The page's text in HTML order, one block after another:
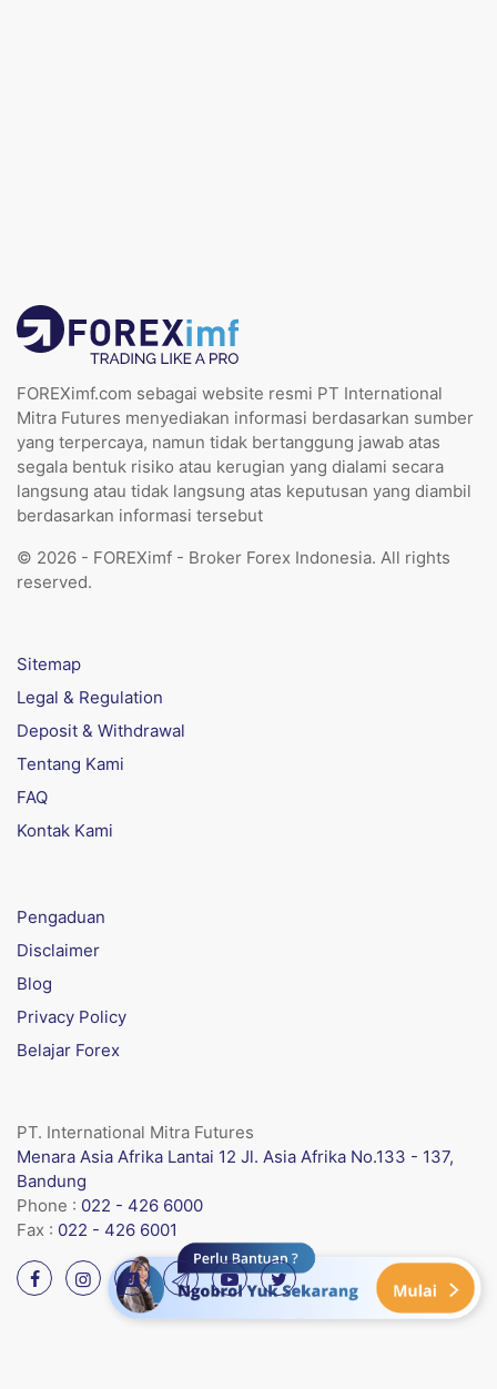
FOREXimf.com sebagai website resmi PT International
Mitra Futures menyediakan informasi berdasarkan sumber
yang terpercaya, namun tidak bertanggung jawab atas
segala bentuk risiko atau kerugian yang dialami secara
langsung atau tidak langsung atas keputusan yang diambil
berdasarkan informasi tersebut
© 2026 - FOREXimf - Broker Forex Indonesia. All rights
reserved.
Sitemap
Legal & Regulation
Deposit & Withdrawal
Tentang Kami
FAQ
Kontak Kami
Pengaduan
Disclaimer
Blog
Privacy Policy
Belajar Forex
PT. International Mitra Futures
Menara Asia Afrika Lantai 12 Jl. Asia Afrika No.133 - 137,
Bandung
Phone : 022 - 426 6000
Fax : 022 - 426 6001